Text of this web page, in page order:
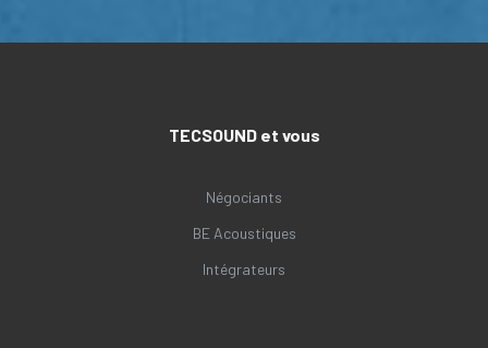
TECSOUND et vous
Négociants
BE Acoustiques
Intégrateurs